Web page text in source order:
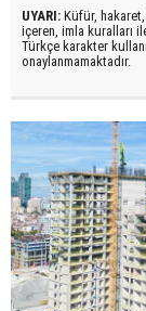
UYARI: Küfür,
içeren, imla kuralları
Türkçe karakter
onaylanmamaktadır.